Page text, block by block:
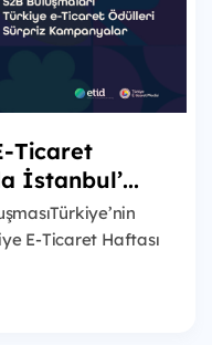
Ticaret
İstanbul’...
E-Ticaret Haftası